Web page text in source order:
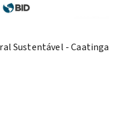
Sustentável - Caatinga